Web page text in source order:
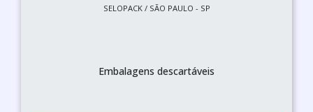
SELOPACK / SÃO PAULO - SP
Embalagens descartáveis